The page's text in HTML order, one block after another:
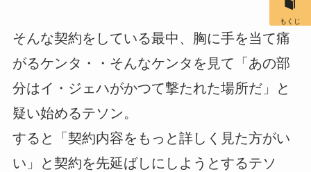
そんな契約をしている最中、胸に手を当て痛
がるケンタ・・そんなケンタを見て「あの部
分はイ・ジェハがかつて撃たれた場所だ」と
疑い始めるテソン。
すると「契約内容をもっと詳しく見た方がい
い」と契約を先延ばしにしようとするテソ
もくじ